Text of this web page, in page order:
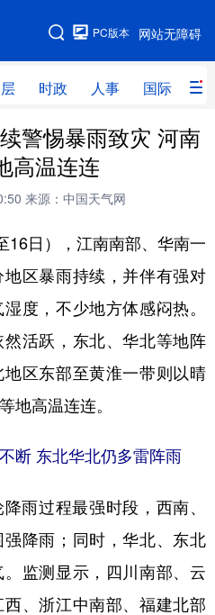
网站无障碍
PC版本
时政 人事 国际 财
地图
时政 人事
网评
全球连线
量子 体育
健康 军事
金融 汽车
信息化
时尚 悦读
亚太网 上市公司
警惕暴雨致灾 河南
高温连连
来源：中国天气网
日），江南南部、华南一
区暴雨持续，并伴有强对
度，不少地方体感闷热。
活跃，东北、华北等地阵
区东部至黄淮一带则以晴
地高温连连。
东北华北仍多雷阵雨
过程最强时段，西南、
降雨；同时，华北、东北
监测显示，四川南部、云
、浙江中南部、福建北部